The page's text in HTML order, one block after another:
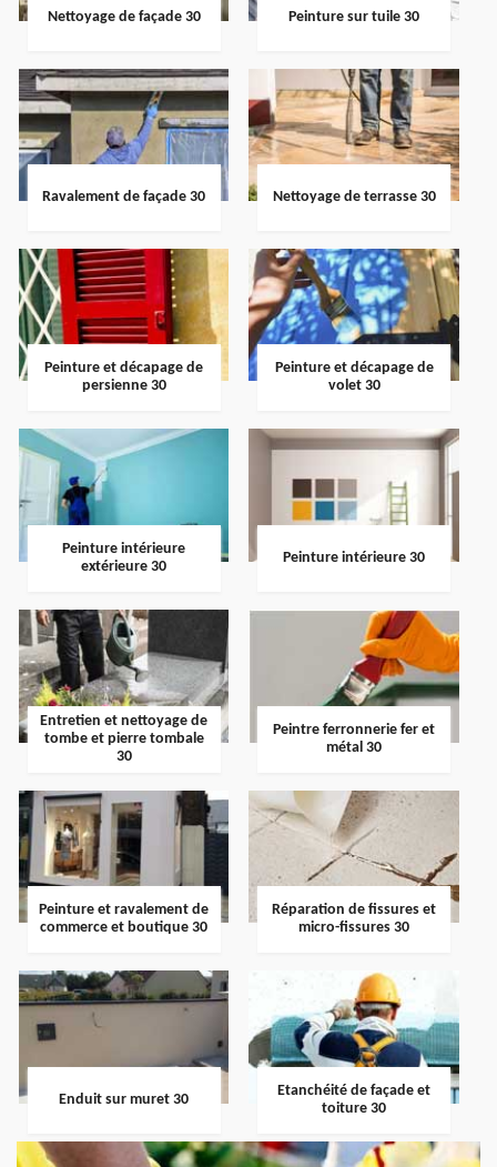
Nettoyage de façade 30 Peinture sur tuile 30
Ravalement de façade 30 Nettoyage de terrasse 30
Peinture et décapage de
persienne 30
Peinture et décapage de
volet 30
Peinture intérieure
extérieure 30
Peinture intérieure 30
Entretien et nettoyage de
tombe et pierre tombale
30
Peintre ferronnerie fer et
métal 30
Peinture et ravalement de
commerce et boutique 30
Réparation de fissures et
micro-fissures 30
Enduit sur muret 30
Etanchéité de façade et
toiture 30